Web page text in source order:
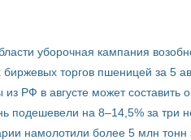
уборочная кампания
биржевых торгов пшеницей за 5
РФ в августе может составить
подешевели на 8–14,5% за три
намолотили более 5 млн тонн